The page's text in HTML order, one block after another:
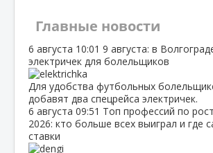
Главные новости
6 августа 10:01 9 августа: в
электричек для болельщиков
Для удобства футбольных
добавят два спецрейса электричек.
6 августа 09:51 Топ профессий по
2026: кто больше всех выиграл и где
ставки